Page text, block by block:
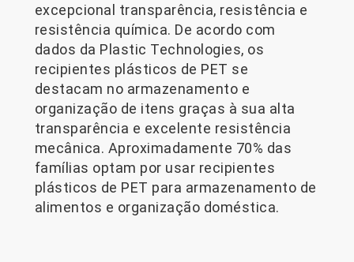
excepcional transparência, resistência e
resistência química. De acordo com
dados da Plastic Technologies, os
recipientes plásticos de PET se
destacam no armazenamento e
organização de itens graças à sua alta
transparência e excelente resistência
mecânica. Aproximadamente 70% das
famílias optam por usar recipientes
plásticos de PET para armazenamento de
alimentos e organização doméstica.